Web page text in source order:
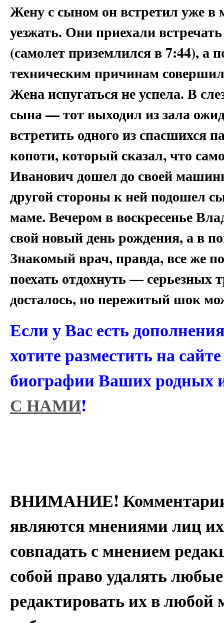
Жену с сыном он встретил уже в
уезжать. Они приехали
(самолет приземлился в 7:44), а
техническим причинам
Жена испугаться не успела. В
сына — тот выходил из зала
встретить одного из спасшихся
копоти, который сказал, что
Иванович дошел до своей
другой стороны к ней подошел
маме. Вечером в воскресенье
свой новый день рождения, а в
Знакомый врач, правда, все же
поехать отдохнуть —
досталось, но пережитый шок
Если у Вас есть
хотите разместить на
биографии Ваших родных
С НАМИ!
ВНИМАНИЕ! Комментарии
являются мнениями лиц
совпадать с мнением
собой право удалять
редактировать их в